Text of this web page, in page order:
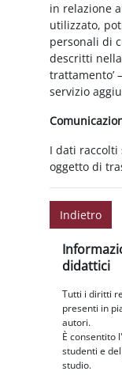
in relazione
utilizzato,
personali di
descritti
trattamento’
servizio
I dati raccolti
oggetto di
Indietro
Blocchi
didattici
Tutti i diritti
presenti in
autori.
È consentito
studenti e
studio.